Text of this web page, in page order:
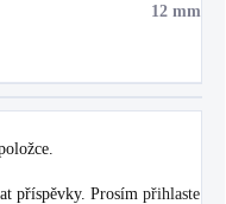
12 mm
příspěvky. Prosím přihlaste